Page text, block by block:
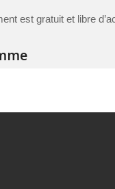
est gratuit et libre